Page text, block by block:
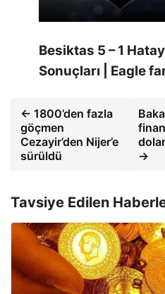
Besiktas 5 – 1
Sonuçları | Eagle
← 1800’den fazla
göçmen
Cezayir’den Nijer’e
sürüldü
→
Tavsiye Edilen